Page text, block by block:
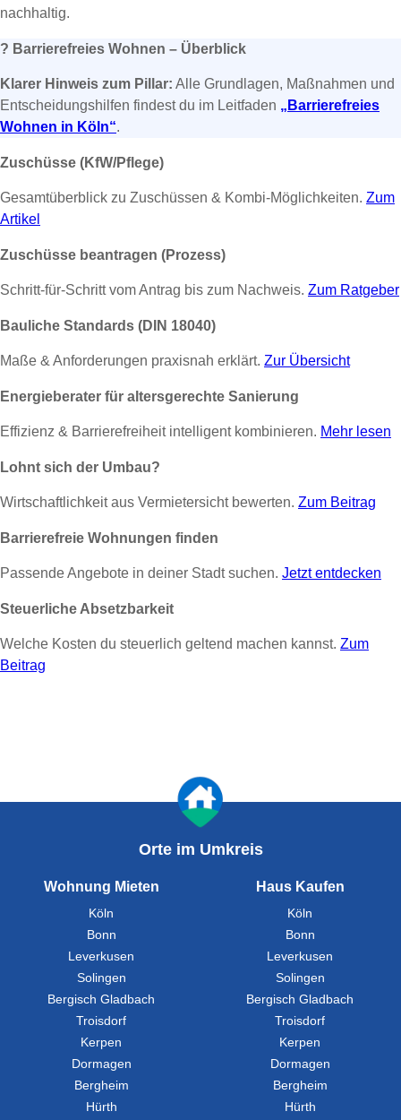
nachhaltig.
? Barrierefreies Wohnen – Überblick
Klarer Hinweis zum Pillar: Alle Grundlagen, Maßnahmen und
Entscheidungshilfen findest du im Leitfaden „Barrierefreies
Wohnen in Köln“.
Zuschüsse (KfW/Pflege)
Gesamtüberblick zu Zuschüssen & Kombi-Möglichkeiten. Zum
Artikel
Zuschüsse beantragen (Prozess)
Schritt-für-Schritt vom Antrag bis zum Nachweis. Zum Ratgeber
Bauliche Standards (DIN 18040)
Maße & Anforderungen praxisnah erklärt. Zur Übersicht
Energieberater für altersgerechte Sanierung
Effizienz & Barrierefreiheit intelligent kombinieren. Mehr lesen
Lohnt sich der Umbau?
Wirtschaftlichkeit aus Vermietersicht bewerten. Zum Beitrag
Barrierefreie Wohnungen finden
Passende Angebote in deiner Stadt suchen. Jetzt entdecken
Steuerliche Absetzbarkeit
Welche Kosten du steuerlich geltend machen kannst. Zum
Beitrag
Orte im Umkreis
Wohnung Mieten
Köln
Bonn
Leverkusen
Solingen
Bergisch Gladbach
Troisdorf
Kerpen
Dormagen
Bergheim
Hürth
Haus Kaufen
Köln
Bonn
Leverkusen
Solingen
Bergisch Gladbach
Troisdorf
Kerpen
Dormagen
Bergheim
Hürth